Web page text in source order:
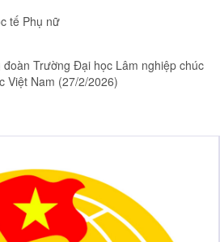
tế Phụ nữ
đoàn Trường Đại học Lâm nghiệp chúc
Việt Nam (27/2/2026)